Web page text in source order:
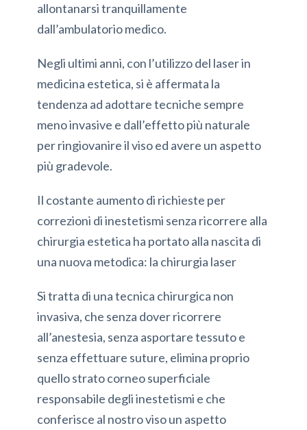
allontanarsi tranquillamente
dall’ambulatorio medico.
Negli ultimi anni, con l’utilizzo del laser in
medicina estetica, si è affermata la
tendenza ad adottare tecniche sempre
meno invasive e dall’effetto più naturale
per ringiovanire il viso ed avere un aspetto
più gradevole.
Il costante aumento di richieste per
correzioni di inestetismi senza ricorrere alla
chirurgia estetica ha portato alla nascita di
una nuova metodica: la chirurgia laser
Si tratta di una tecnica chirurgica non
invasiva, che senza dover ricorrere
all’anestesia, senza asportare tessuto e
senza effettuare suture, elimina proprio
quello strato corneo superficiale
responsabile degli inestetismi e che
conferisce al nostro viso un aspetto